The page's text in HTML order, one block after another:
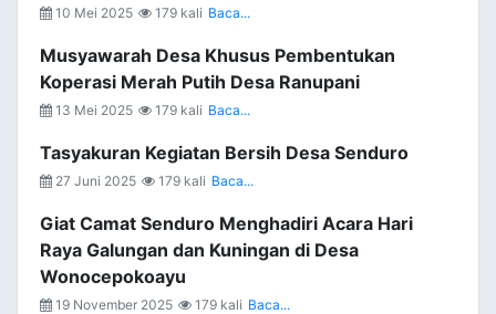
10 Mei 2025 179 kali Baca...
Musyawarah Desa Khusus Pembentukan
Koperasi Merah Putih Desa Ranupani
13 Mei 2025 179 kali Baca...
Tasyakuran Kegiatan Bersih Desa Senduro
27 Juni 2025 179 kali Baca...
Giat Camat Senduro Menghadiri Acara Hari
Raya Galungan dan Kuningan di Desa
Wonocepokoayu
19 November 2025 179 kali Baca...